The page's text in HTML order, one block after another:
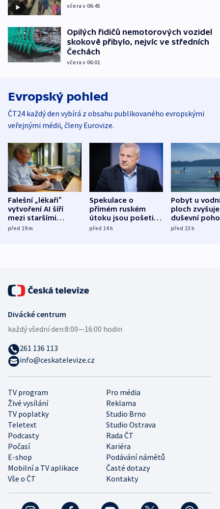
včera v 06:45
Opilých řidičů nemotorových vozidel
skokově přibylo, nejvíc ve středních
Čechách
včera v 06:01
Evropský pohled
ČT24 každý den vybírá z obsahu publikovaného evropskými
veřejnými médii, členy Eurovize.
Falešní „lékaři“
vytvoření AI šíří
mezi staršími
Poláky nebezpečné
před 19m
Spekulace o
přímém ruském
útoku jsou pošetilé,
míní estonský
před 14h
Pobyt u
ploch zvyšuje
duševní
ukázala
před 23h
TV program
Pro média
Živé vysílání
Reklama
TV poplatky
Studio Brno
Teletext
Studio Ostrava
Podcasty
Rada ČT
Počasí
Kariéra
E-shop
Podávání námětů
Mobilní a TV aplikace
Časté dotazy
Vše o ČT
Kontakty
Divácké centrum
každý všední den:8:00—16:00 hodin
261 136 113
info@ceskatelevize.cz